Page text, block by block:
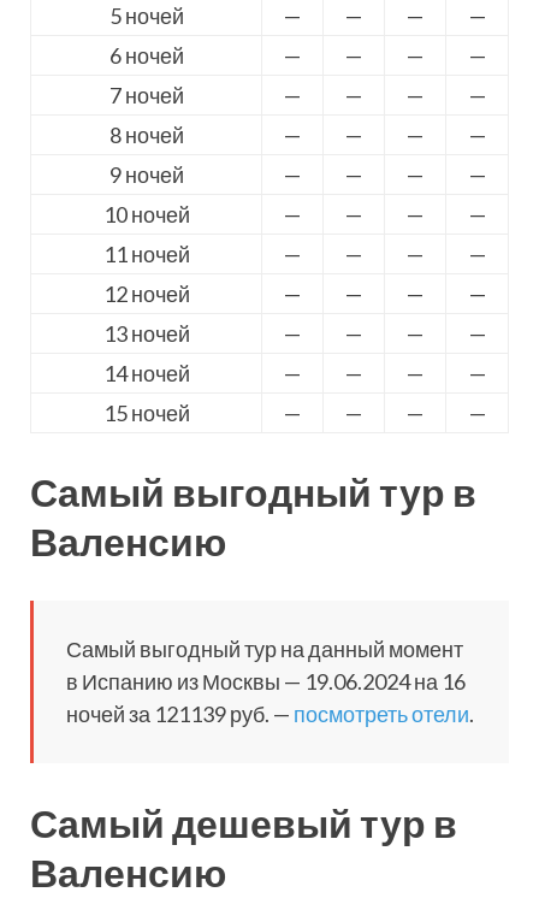
5 ночей
— — —
—
6 ночей
— — —
—
7 ночей
— — —
—
8 ночей
— — —
—
9 ночей
— — —
—
10 ночей
— — —
—
11 ночей
— — —
—
12 ночей
— — —
—
13 ночей
— — —
—
14 ночей
— — —
—
15 ночей
— — — —
Самый выгодный тур в
Валенсию
Самый выгодный тур на данный момент
в Испанию из Москвы — 19.06.2024 на 16
ночей за 121139 руб. — посмотреть отели.
Самый дешевый тур в
Валенсию